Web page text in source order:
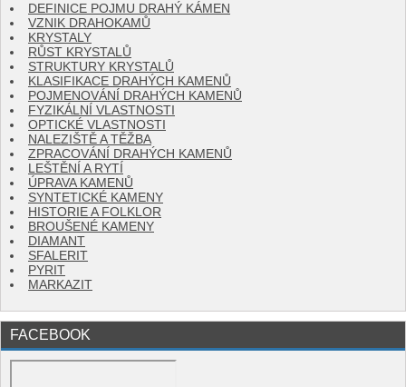
DEFINICE POJMU DRAHÝ KÁMEN
VZNIK DRAHOKAMŮ
KRYSTALY
RŮST KRYSTALŮ
STRUKTURY KRYSTALŮ
KLASIFIKACE DRAHÝCH KAMENŮ
POJMENOVÁNÍ DRAHÝCH KAMENŮ
FYZIKÁLNÍ VLASTNOSTI
OPTICKÉ VLASTNOSTI
NALEZIŠTĚ A TĚŽBA
ZPRACOVÁNÍ DRAHÝCH KAMENŮ
LEŠTĚNÍ A RYTÍ
ÚPRAVA KAMENŮ
SYNTETICKÉ KAMENY
HISTORIE A FOLKLOR
BROUŠENÉ KAMENY
DIAMANT
SFALERIT
PYRIT
MARKAZIT
FACEBOOK